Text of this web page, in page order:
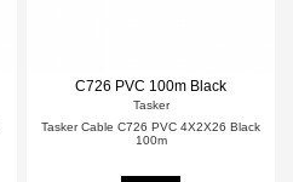
C726 PVC 100m Black
Tasker
Tasker Cable C726 PVC 4X2X26 Black
100m